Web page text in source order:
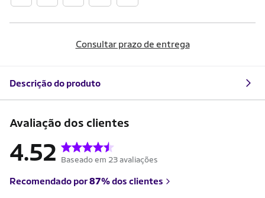
Consultar prazo de entrega
Descrição do produto
Avaliação dos clientes
4.52 Baseado em 23 avaliações
Recomendado por87%dos clientes